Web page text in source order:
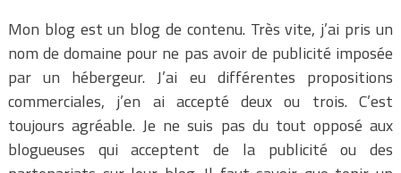
Mon blog est un blog de contenu. Très vite, j’ai pris un
nom de domaine pour ne pas avoir de publicité imposée
par un hébergeur. J’ai eu différentes propositions
commerciales, j’en ai accepté deux ou trois. C’est
toujours agréable. Je ne suis pas du tout opposé aux
blogueuses qui acceptent de la publicité ou des